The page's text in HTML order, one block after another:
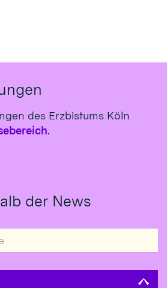
des Erzbistums Köln
.
der News